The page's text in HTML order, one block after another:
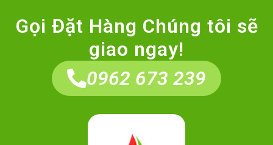
Gọi Đặt Hàng Chúng tôi sẽ
giao ngay!
0962 673 239